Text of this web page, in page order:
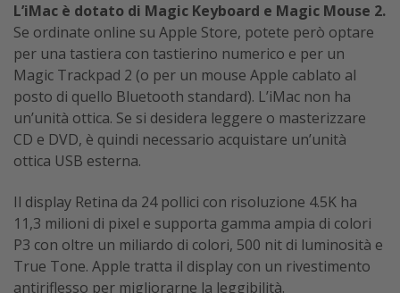
L’iMac è dotato di Magic Keyboard e Magic Mouse 2.
Se ordinate online su Apple Store, potete però optare
per una tastiera con tastierino numerico e per un
Magic Trackpad 2 (o per un mouse Apple cablato al
posto di quello Bluetooth standard). L’iMac non ha
un’unità ottica. Se si desidera leggere o masterizzare
CD e DVD, è quindi necessario acquistare un’unità
ottica USB esterna.
Il display Retina da 24 pollici con risoluzione 4.5K ha
11,3 milioni di pixel e supporta gamma ampia di colori
P3 con oltre un miliardo di colori, 500 nit di luminosità e
True Tone. Apple tratta il display con un rivestimento
antiriflesso per migliorarne la leggibilità.